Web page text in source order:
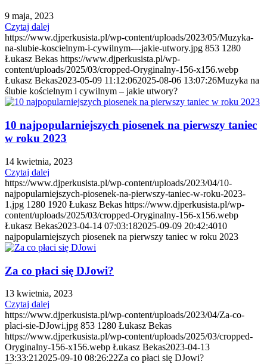
9 maja, 2023
Czytaj dalej
https://www.djperkusista.pl/wp-content/uploads/2023/05/Muzyka-
na-slubie-koscielnym-i-cywilnym-–-jakie-utwory.jpg 853 1280
Łukasz Bekas https://www.djperkusista.pl/wp-
content/uploads/2025/03/cropped-Oryginalny-156-x156.webp
Łukasz Bekas2023-05-09 11:12:062025-08-06 13:07:26Muzyka na
ślubie kościelnym i cywilnym – jakie utwory?
10 najpopularniejszych piosenek na pierwszy taniec
w roku 2023
14 kwietnia, 2023
Czytaj dalej
https://www.djperkusista.pl/wp-content/uploads/2023/04/10-
najpopularniejszych-piosenek-na-pierwszy-taniec-w-roku-2023-
1.jpg 1280 1920 Łukasz Bekas https://www.djperkusista.pl/wp-
content/uploads/2025/03/cropped-Oryginalny-156-x156.webp
Łukasz Bekas2023-04-14 07:03:182025-09-09 20:42:4010
najpopularniejszych piosenek na pierwszy taniec w roku 2023
Za co płaci się DJowi?
13 kwietnia, 2023
Czytaj dalej
https://www.djperkusista.pl/wp-content/uploads/2023/04/Za-co-
placi-sie-DJowi.jpg 853 1280 Łukasz Bekas
https://www.djperkusista.pl/wp-content/uploads/2025/03/cropped-
Oryginalny-156-x156.webp Łukasz Bekas2023-04-13
13:33:21 2025-09-10 08:26:22Za co płaci się DJowi?